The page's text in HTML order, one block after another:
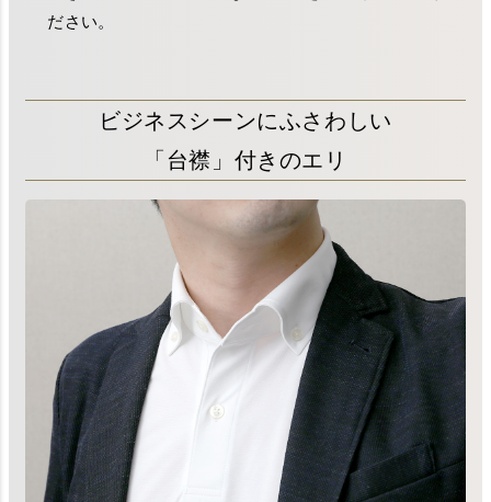
ださい。
ビジネスシーンにふさわしい
「台襟」付きのエリ